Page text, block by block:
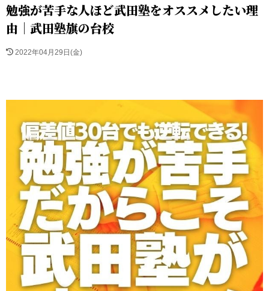
勉強が苦手な人ほど武田塾をオススメしたい理
由｜武田塾旗の台校
2022年04月29日(金)